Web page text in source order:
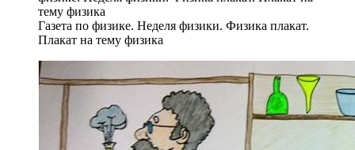
Газета по физике. Неделя физики. Физика плакат.
Плакат на тему физика